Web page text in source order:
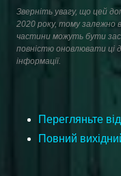
Зверніть увагу, що цей
2020 року, тому залежно
частини можуть бути
повністю оновлювати ці
інформації.
Перегляньте
Повний